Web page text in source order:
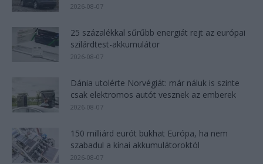
2026-08-07
25 százalékkal sűrűbb energiát rejt az európai
szilárdtest-akkumulátor
2026-08-07
Dánia utolérte Norvégiát: már náluk is szinte
csak elektromos autót vesznek az emberek
2026-08-07
150 milliárd eurót bukhat Európa, ha nem
szabadul a kínai akkumulátoroktól
2026-08-07